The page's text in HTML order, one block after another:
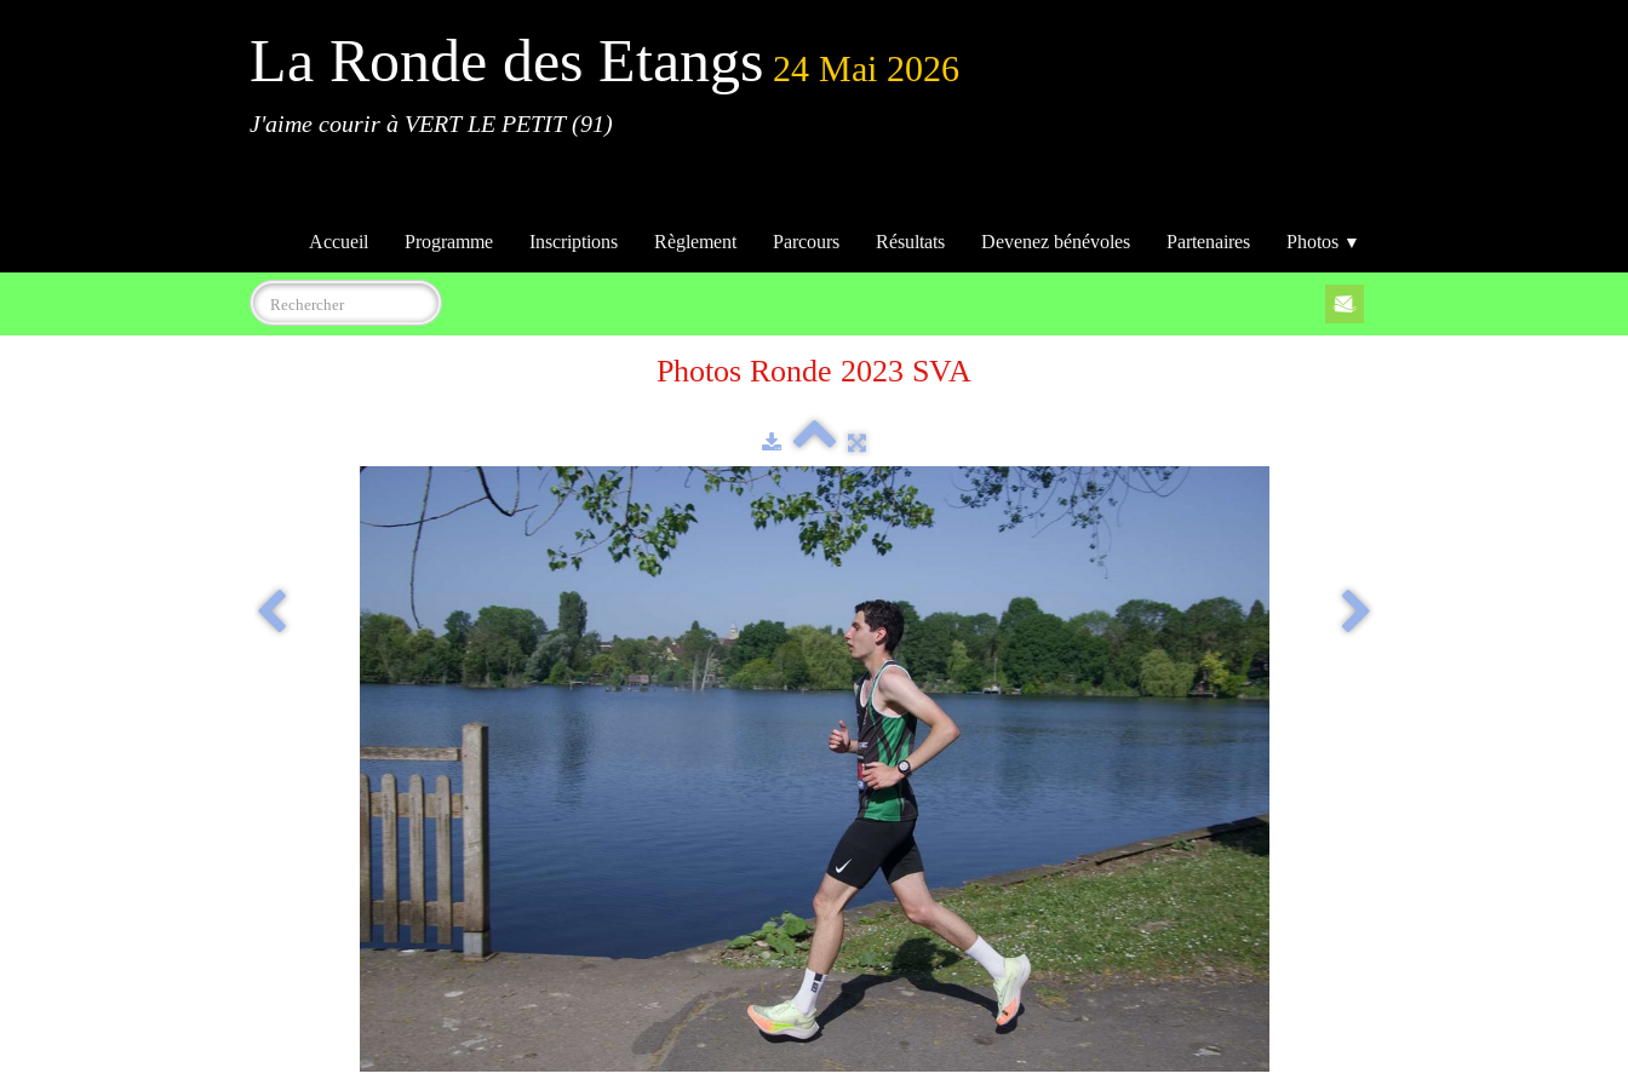
La Ronde des Etangs 24 Mai 2026
J'aime courir à VERT LE PETIT (91)
Accueil Programme Inscriptions Règlement Parcours Résultats Devenez bénévoles Partenaires Photos ▼
Photos Ronde 2023 SVA